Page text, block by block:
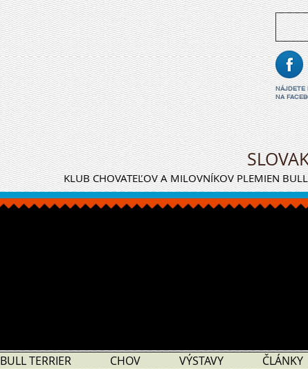
NÁJDETE
NA
KLUB CHOVATEĽOV A MILOVNÍKOV PLEMIEN
BULL TERRIER CHOV VÝSTAVY ČLÁNKY